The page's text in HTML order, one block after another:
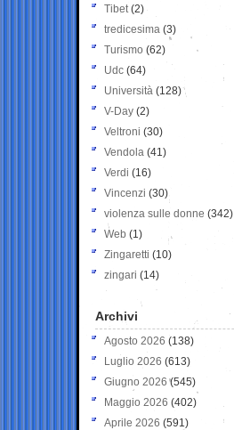
Tibet(2)
tredicesima (3)
Turismo (62)
Udc (64)
Università (128)
V-Day (2)
Veltroni (30)
Vendola (41)
Verdi (16)
Vincenzi (30)
violenza sulle donne (342)
Web (1)
Zingaretti (10)
zingari (14)
Archivi
Agosto 2026 (138)
Luglio 2026 (613)
Giugno 2026 (545)
Maggio 2026 (402)
Aprile 2026 (591)